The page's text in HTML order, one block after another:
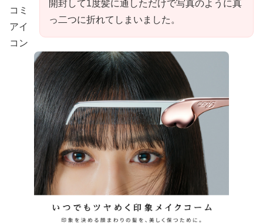
開封して1度髪に通しただけで写真のように真
っ二つに折れてしまいました。